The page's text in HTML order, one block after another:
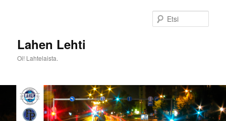
Lahen Lehti
Oi! Lahtelaista.